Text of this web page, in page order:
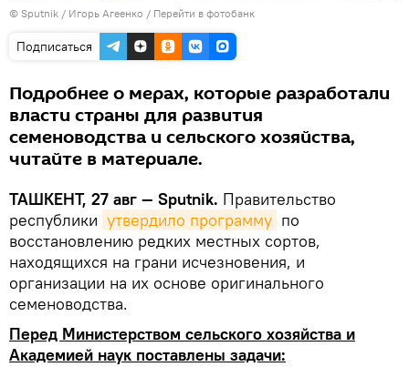
© Sputnik / Игорь Агеенко / Перейти в фотобанк
Подписаться
Подробнее о мерах, которые разработали
власти страны для развития
семеноводства и сельского хозяйства,
читайте в материале.
ТАШКЕНТ, 27 авг — Sputnik. Правительство
республики утвердило программу по
восстановлению редких местных сортов,
находящихся на грани исчезновения, и
организации на их основе оригинального
семеноводства.
Перед Министерством сельского хозяйства и
Академией наук поставлены задачи: